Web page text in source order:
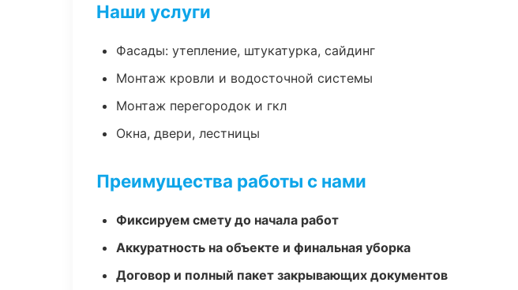
Наши услуги
Фасады: утепление, штукатурка, сайдинг
Монтаж кровли и водосточной системы
Монтаж перегородок и гкл
Окна, двери, лестницы
Преимущества работы с нами
Фиксируем смету до начала работ
Аккуратность на объекте и финальная уборка
Договор и полный пакет закрывающих документов